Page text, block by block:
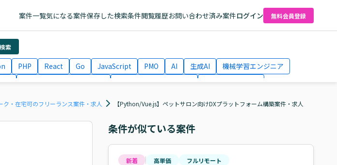
案件一覧気になる案件保存した検索条件閲覧履歴お問い合わせ済み案件ログイン 無料会員登録
検索
PHP React Go JavaScript PMO AI 生成AI
機械学習エンジニア
Laravel
・在宅可のフリーランス案件・求人 【Python/Vue.js】ペットサロン向けDXプラットフォーム構築案件・求人
条件が似ている案件
新着 高単価 フルリモート